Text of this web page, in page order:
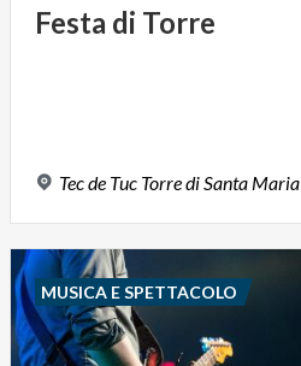
Festa di Torre
Tecde Tuc Torredi Santa Maria
MUSICA E SPETTACOLO